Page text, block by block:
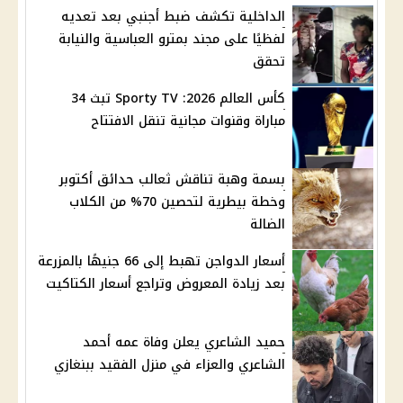
الداخلية تكشف ضبط أجنبي بعد تعديه
لفظيًا على مجند بمترو العباسية والنيابة
تحقق
كأس العالم 2026: Sporty TV تبث 34
مباراة وقنوات مجانية تنقل الافتتاح
بسمة وهبة تناقش ثعالب حدائق أكتوبر
وخطة بيطرية لتحصين 70% من الكلاب
الضالة
أسعار الدواجن تهبط إلى 66 جنيهًا بالمزرعة
بعد زيادة المعروض وتراجع أسعار الكتاكيت
حميد الشاعري يعلن وفاة عمه أحمد
الشاعري والعزاء في منزل الفقيد ببنغازي